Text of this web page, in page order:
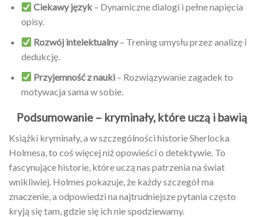
Ciekawy język – Dynamiczne dialogi i pełne napięcia
opisy.
Rozwój intelektualny– Trening umysłu przez analizę i
dedukcję.
Przyjemność z nauki – Rozwiązywanie zagadek to
motywacja sama w sobie.
Podsumowanie – kryminały, które uczą i bawią
Książki kryminały, a w szczególności historie Sherlocka
Holmesa, to coś więcej niż opowieści o detektywie. To
fascynujące historie, które uczą nas patrzenia na świat
wnikliwiej. Holmes pokazuje, że każdy szczegół ma
znaczenie, a odpowiedzi na najtrudniejsze pytania często
kryją się tam, gdzie się ich nie spodziewamy.